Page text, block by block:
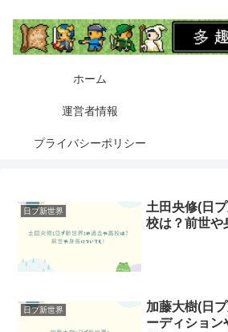
ホーム
運営者情報
プライバシーポリシー
日プ新世界
土田央修(日
校は？前世や
日プ新世界
加藤大樹(日
ーディション